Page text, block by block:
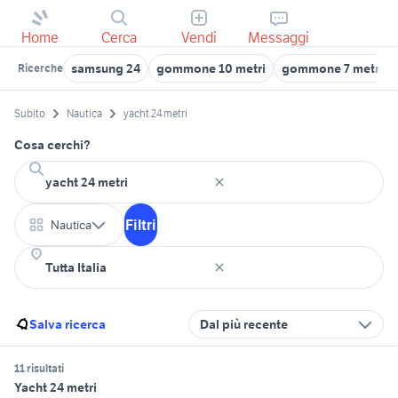
Home Cerca Vendi Messaggi
Ricerche samsung 24 gommone 10 metri gommone 7 metri
Subito Nautica yacht 24 metri
Cosa cerchi?
Nautica Filtri
Salva ricerca Dal più recente
11 risultati
Yacht 24 metri